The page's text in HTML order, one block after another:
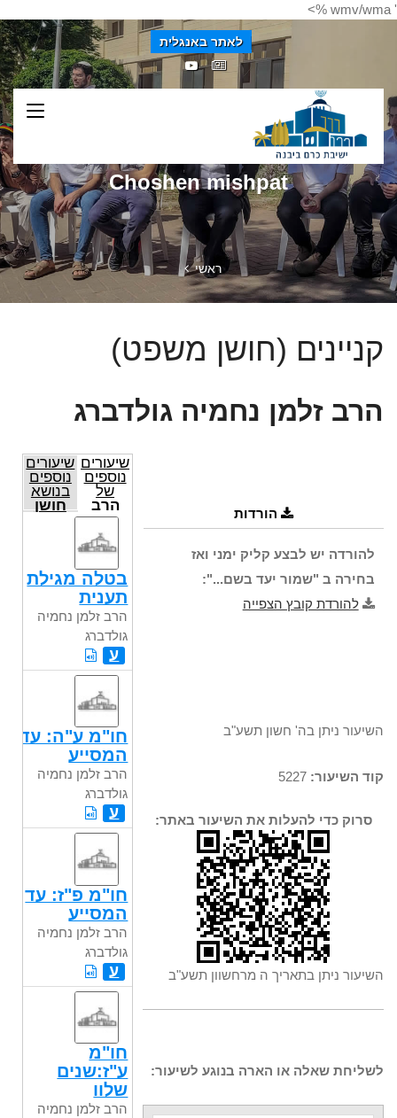
' wmv/wma %>
לאתר באנגלית
Choshen mishpat
ראשי
קניינים (חושן משפט)
הרב זלמן נחמיה גולדברג
הורדות
להורדה יש לבצע קליק ימני ואז
בחירה ב "שמור יעד בשם...":
להורדת קובץ הצפייה
השיעור ניתן בה' חשון תשע"ב
קוד השיעור:
סרוק כדי להעלות את השיעור באתר:
השיעור ניתן בתאריך ה מרחשוון תשע"ב
לשליחת שאלה או הארה בנוגע לשיעור:
שיעורים
נוספים
של
הרב
זלמן
נחמיה
גולדברג
שיעורים
נוספים
בנושא
חושן
בטלה מגילת
תענית
הרב זלמן נחמיה
גולדברג
ע
חו"מ ע"ה: עד
המסייע
הרב זלמן נחמיה
גולדברג
ע
חו"מ פ"ז: עד
המסייע
הרב זלמן נחמיה
גולדברג
ע
חו"מ
ע"ז:שנים
שלוו
הרב זלמן נחמיה